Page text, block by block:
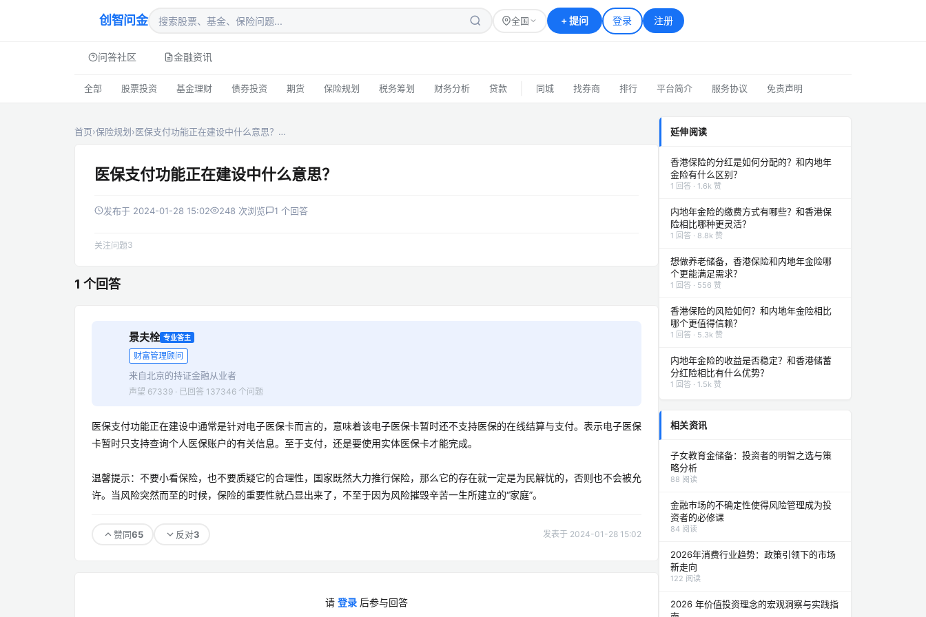
创智问金 全国 +提问 登录 注册
问答社区 金融资讯
全部 股票投资 基金理财 债券投资 期货 保险规划 税务筹划 财务分析 贷款 同城 找券商 排行 平台简介 服务协议 免责声明
首页›保险规划›医保支付功能正在建设中什么意思？…
医保支付功能正在建设中什么意思？
发布于 2024-01-28 15:02 248 次浏览 1 个回答
关注问题3
1 个回答
景夫栓 专业答主
财富管理顾问
来自北京的持证金融从业者
声望 67339 · 已回答 137346 个问题
医保支付功能正在建设中通常是针对电子医保卡而言的，意味着该电子医保卡暂时还不支持医保的在线结算与支付。表示电子医保
卡暂时只支持查询个人医保账户的有关信息。至于支付，还是要使用实体医保卡才能完成。
温馨提示：不要小看保险，也不要质疑它的合理性，国家既然大力推行保险，那么它的存在就一定是为民解忧的，否则也不会被允
许。当风险突然而至的时候，保险的重要性就凸显出来了，不至于因为风险摧毁辛苦一生所建立的“家庭”。
赞同65 反对3 发表于 2024-01-28 15:02
请 登录 后参与回答
延伸阅读
香港保险的分红是如何分配的？和内地年
金险有什么区别？
1 回答 · 1.6k 赞
内地年金险的缴费方式有哪些？和香港保
险相比哪种更灵活？
1 回答 · 8.8k 赞
想做养老储备，香港保险和内地年金险哪
个更能满足需求？
1 回答 · 556 赞
香港保险的风险如何？和内地年金险相比
哪个更值得信赖？
1 回答 · 5.3k 赞
内地年金险的收益是否稳定？和香港储蓄
分红险相比有什么优势？
1 回答 · 1.5k 赞
相关资讯
子女教育金储备：投资者的明智之选与策
略分析
88 阅读
金融市场的不确定性使得风险管理成为投
资者的必修课
84 阅读
2026年消费行业趋势：政策引领下的市场
新走向
122 阅读
2026 年价值投资理念的宏观洞察与实践指